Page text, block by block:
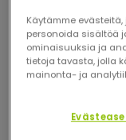
Käytämme
personoida sisältöä
ominaisuuksia ja
tietoja tavasta, jolla
mainonta- ja